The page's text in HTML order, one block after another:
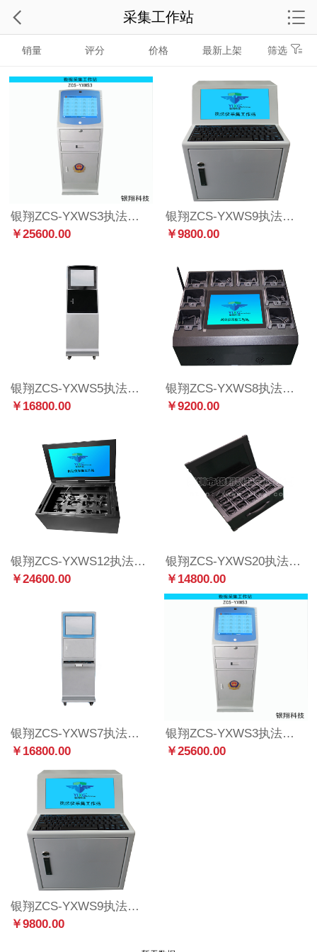
销量 评分 价格 最新上架 筛选
银翔ZCS-YXWS3执法数据采集工作站立式24口高配版
￥25600.00
银翔ZCS-YXWS9执法数据采集工作站桌面式9口
￥9800.00
银翔ZCS-YXWS5执法仪数据采集工作站立式20口
￥16800.00
银翔ZCS-YXWS8执法数据采集工作站便携式8口
￥9200.00
银翔ZCS-YXWS12执法数据采集工作站便携式12口
￥24600.00
银翔ZCS-YXWS20执法数据采集工作站便携式20口
￥14800.00
银翔ZCS-YXWS7执法数据采集工作站立式20&21口
￥16800.00
银翔ZCS-YXWS3执法数据采集工作站立式24口高配版
￥25600.00
银翔ZCS-YXWS9执法数据采集工作站桌面式9口
￥9800.00
采集工作站